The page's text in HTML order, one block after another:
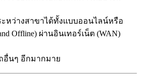
หว่างสาขาได้ทั้งแบบออนไลน์หรือ
Offline) ผ่านอินเทอร์เน็ต (WAN)
อื่นๆ อีกมากมาย